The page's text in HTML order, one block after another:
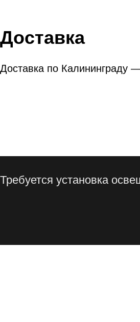
Доставка
Доставка по Калининграду
Требуется установка